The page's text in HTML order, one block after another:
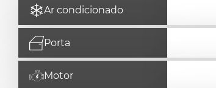
Ar condicionado
Porta
Motor